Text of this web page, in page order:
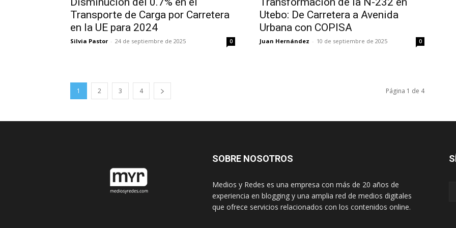
Transporte de Carga por Carretera
en la UE para 2024
Silvia Pastor - 24 de septiembre de 2025 0
Utebo: De Carretera a Avenida
Urbana con COPISA
Juan Hernández - 10 de septiembre de 2025 0
1 2 3 4 Página 1 de 4
SOBRE NOSOTROS
Medios y Redes es una empresa con más de 20 años de
experiencia en blogging y una amplia red de medios digitales
que ofrece servicios relacionados con los contenidos online.